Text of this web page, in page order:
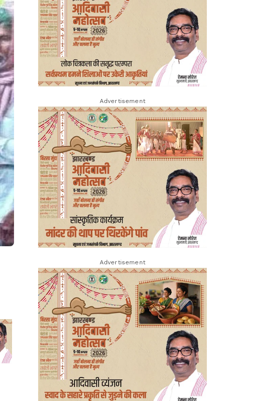
Advertisement
Advertisement